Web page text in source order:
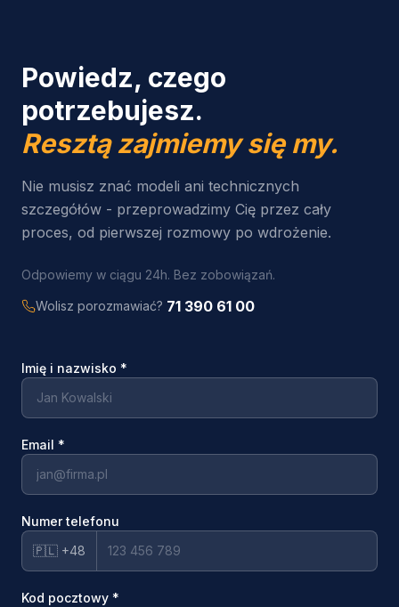
Powiedz, czego
potrzebujesz.
Resztą zajmiemy się my.
Nie musisz znać modeli ani technicznych
szczegółów - przeprowadzimy Cię przez cały
proces, od pierwszej rozmowy po wdrożenie.
Odpowiemy w ciągu 24h. Bez zobowiązań.
Wolisz porozmawiać? 71 390 61 00
Imię i nazwisko *
Email *
Numer telefonu
🇵🇱 +48
Kod pocztowy *